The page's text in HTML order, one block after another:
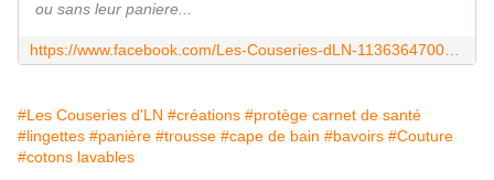
ou sans leur paniere...
#Les Couseries d'LN #créations #protège carnet de santé
#lingettes #panière #trousse #cape de bain #bavoirs #Couture
#cotons lavables